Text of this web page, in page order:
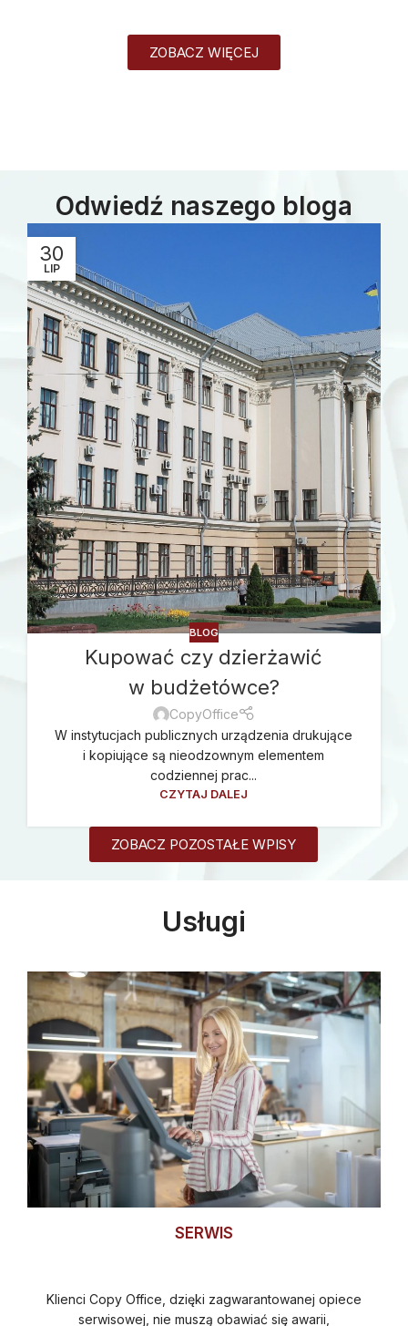
ZOBACZ WIĘCEJ
Odwiedź naszego bloga
30
LIP
BLOG
Kupować czy dzierżawić
w budżetówce?
CopyOffice
W instytucjach publicznych urządzenia drukujące
i kopiujące są nieodzownym elementem
codziennej prac...
CZYTAJ DALEJ
ZOBACZ POZOSTAŁE WPISY
Usługi
SERWIS
Klienci Copy Office, dzięki zagwarantowanej opiece
serwisowej, nie muszą obawiać się awarii,